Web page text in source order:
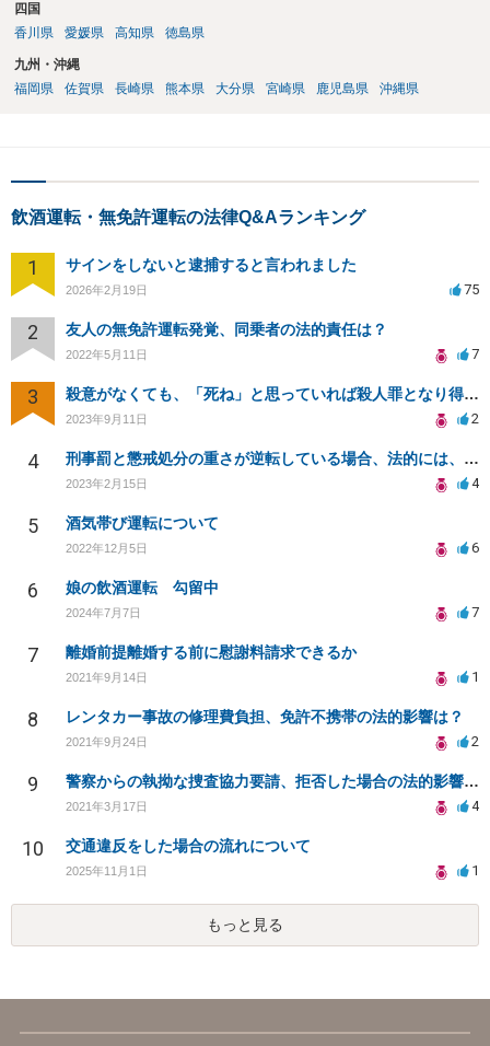
四国
香川県
愛媛県 高知県 徳島県
九州・沖縄
福岡県
佐賀県 長崎県 熊本県 大分県 宮崎県 鹿児島県 沖縄県
飲酒運転・無免許運転の法律Q&Aランキング
1 サインをしないと逮捕すると言われました
2026年2月19日 75
2 友人の無免許運転発覚、同乗者の法的責任は？
2022年5月11日 7
3 殺意がなくても、「死ね」と思っていれば殺人罪となり得るのでしょうか？
2023年9月11日 2
4 刑事罰と懲戒処分の重さが逆転している場合、法的には、どちらのが罪が〝重い〟ということになるのか？
2023年2月15日 4
5 酒気帯び運転について
2022年12月5日 6
6 娘の飲酒運転 勾留中
2024年7月7日 7
7 離婚前提離婚する前に慰謝料請求できるか
2021年9月14日 1
8 レンタカー事故の修理費負担、免許不携帯の法的影響は？
2021年9月24日 2
9 警察からの執拗な捜査協力要請、拒否した場合の法的影響は？
2021年3月17日 4
10 交通違反をした場合の流れについて
2025年11月1日 1
もっと見る